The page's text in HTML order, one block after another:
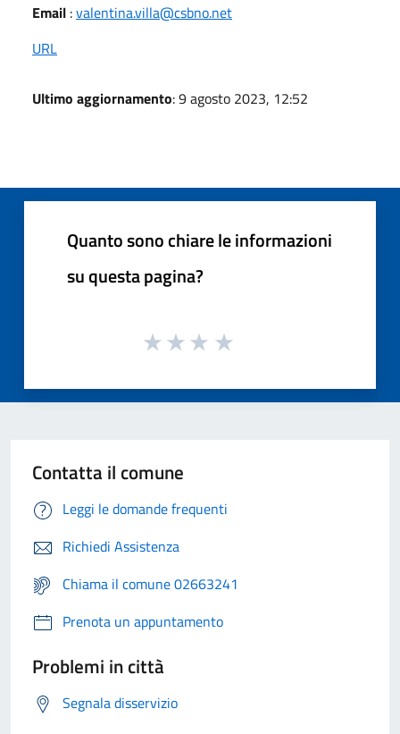
Email :valentina.villa@csbno.net
URL
Ultimo aggiornamento: 9 agosto 2023, 12:52
Quanto sono chiare le informazioni
su questa pagina?
Contatta il comune
Leggi le domande frequenti
Richiedi Assistenza
Chiama il comune 02663241
Prenota un appuntamento
Problemi in città
Segnala disservizio